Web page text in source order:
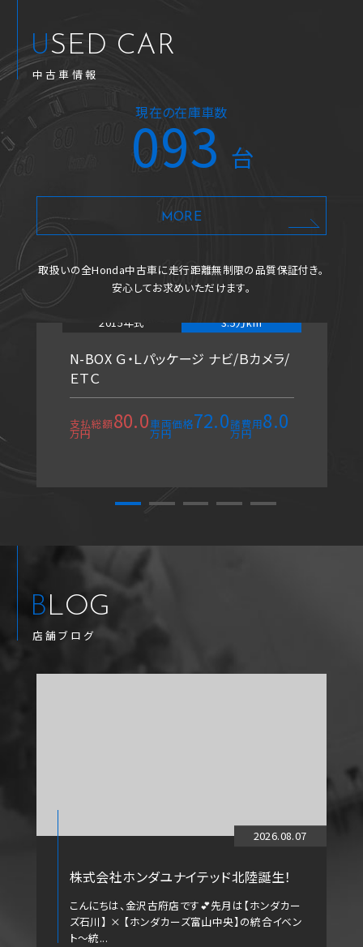
USED CAR
中古車情報
現在の在庫車数
093台
MORE
取扱いの全Honda中古車に走行距離無制限の品質保証付き。
安心してお求めいただけます。
2015年式 3.5万km
N-BOX Ｇ・Ｌパッケージ ナビ/Ｂカメラ/
ＥＴＣ
支払総額80.0
万円
車両価格72.0
万円
諸費用8.0
万円
BLOG
店舗ブログ
2026.08.07
株式会社ホンダユナイテッド北陸誕生！
こんにちは、金沢古府店です💕先月は【ホンダカー
ズ石川】 × 【ホンダカーズ富山中央】の統合イベン
ト～統...